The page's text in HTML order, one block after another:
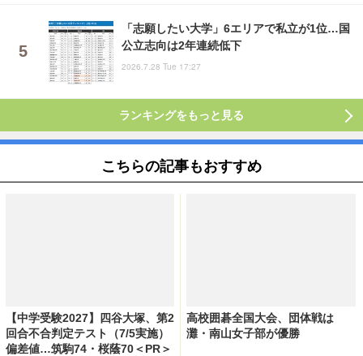
「志願したい大学」6エリアで私立が1位…国
公立志向は2年連続低下
2026.7.28 Tue 17:27
ランキングをもっと見る
こちらの記事もおすすめ
【中学受験2027】四谷大塚、第2
回合不合判定テスト（7/5実施）
偏差値…筑駒74・桜蔭70＜PR＞
高校囲碁全国大会、団体戦は
灘・南山女子部が優勝